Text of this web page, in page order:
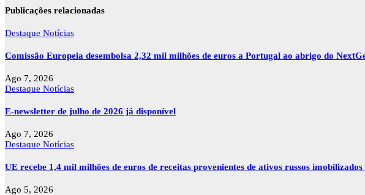
Publicações relacionadas
Destaque Notícias
Comissão Europeia desembolsa 2,32 mil milhões de euros a Portugal ao abrigo do
Ago 7, 2026
Destaque Notícias
E-newsletter de julho de 2026 já disponível
Ago 7, 2026
Destaque Notícias
UE recebe 1,4 mil milhões de euros de receitas provenientes de ativos russos
Ago 5, 2026